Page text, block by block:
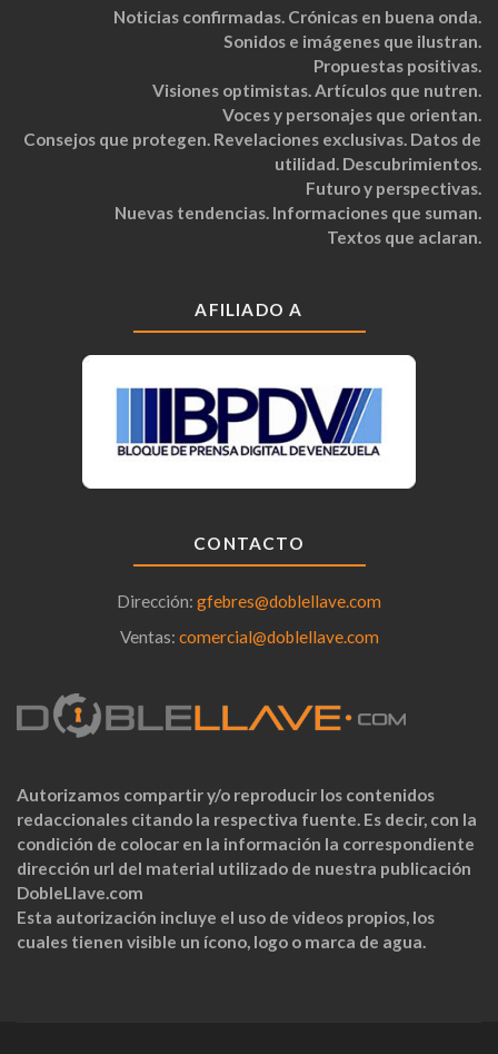
Noticias confirmadas. Crónicas en buena onda.
Sonidos e imágenes que ilustran.
Propuestas positivas.
Visiones optimistas. Artículos que nutren.
Voces y personajes que orientan.
Consejos que protegen. Revelaciones exclusivas. Datos de
utilidad. Descubrimientos.
Futuro y perspectivas.
Nuevas tendencias. Informaciones que suman.
Textos que aclaran.
AFILIADO A
CONTACTO
Dirección: gfebres@doblellave.com
Ventas: comercial@doblellave.com
Autorizamos compartir y/o reproducir los contenidos
redaccionales citando la respectiva fuente. Es decir, con la
condición de colocar en la información la correspondiente
dirección url del material utilizado de nuestra publicación
DobleLlave.com
Esta autorización incluye el uso de videos propios, los
cuales tienen visible un ícono, logo o marca de agua.